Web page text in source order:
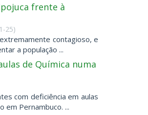
frente à
25)
contagioso, e
a população ...
de Química numa
com deficiência em aulas
em Pernambuco. ...